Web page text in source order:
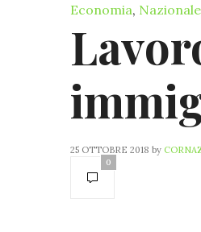
Economia, Nazionale
25 OTTOBRE 2018 by
0